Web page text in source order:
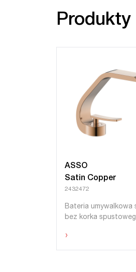
Produkty
ASSO
Satin Copper
2432472
Bateria umywalkowa
bez korka
›